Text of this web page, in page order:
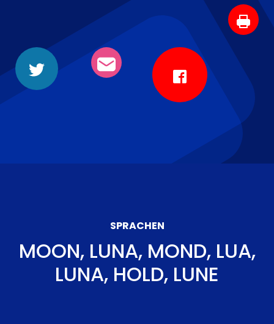
SPRACHEN
MOON, LUNA, MOND, LUA,
LUNA, HOLD, LUNE